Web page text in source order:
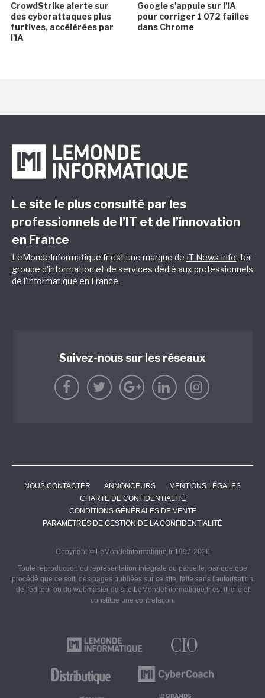
CrowdStrike alerte sur
des cyberattaques plus
furtives, accélérées par
l'IA
Google s'appuie sur l'IA
pour corriger 1 072 failles
dans Chrome
Le site le plus consulté par les
professionnels de l’IT et de l’innovation
en France
LeMondeInformatique.fr est une marque de IT News Info, 1er
groupe d'information et de services dédié aux professionnels
de l'informatique en France.
Suivez-nous sur les réseaux
NOUS CONTACTER ANNONCEURS
MENTIONS LÉGALES
CHARTE DE CONFIDENTIALITÉ
CONDITIONS GÉNÉRALES DE VENTE
PARAMÈTRES DE GESTION DE LA CONFIDENTIALITÉ
Copyright © LeMondeInformatique.fr 1997-2026
Toute reproduction ou représentation intégrale ou partielle, par quelque
procédé que ce soit, des pages publiées sur ce site, faite sans l'autorisation
de l'éditeur ou du webmaster du site LeMondeInformatique.fr est illicite et
constitue une contrefaçon.